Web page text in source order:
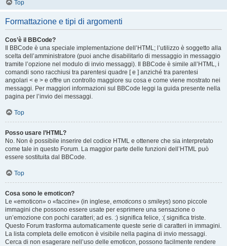
Top
Formattazione e tipi di argomenti
Cos’è il BBCode?
Il BBCode è una speciale implementazione dell’HTML; l’utilizzo è soggetto alla
scelta dell’amministratore (puoi anche disabilitarlo di messaggio in messaggio
tramite l’opzione nel modulo di invio messaggi). Il BBCode è simile all’HTML, i
comandi sono racchiusi tra parentesi quadre [ e ] anziché tra parentesi
angolari < e > e offre un controllo maggiore su cosa e come viene mostrato nei
messaggi. Per maggiori informazioni sul BBCode leggi la guida presente nella
pagina per l’invio dei messaggi.
Top
Posso usare l’HTML?
No. Non è possibile inserire del codice HTML e ottenere che sia interpretato
come tale in questo Forum. La maggior parte delle funzioni dell’HTML può
essere sostituita dal BBCode.
Top
Cosa sono le emoticon?
Le «emoticon» o «faccine» (in inglese, emoticons o smileys) sono piccole
immagini che possono essere usate per esprimere una sensazione o
un’emozione con pochi caratteri; ad es. :) significa felice, :( significa triste.
Questo Forum trasforma automaticamente queste serie di caratteri in immagini.
La lista completa delle emoticon è visibile nella pagina di invio messaggi.
Cerca di non esagerare nell’uso delle emoticon, possono facilmente rendere